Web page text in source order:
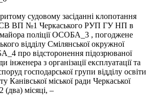
судовому засіданні клопотання
СВ ВП №1 Черкаського РУП ГУ НП в
майора поліції ОСОБА_3 , погоджене
відділу Смілянської окружної
про відсторонення підозрюваної
з організації експлуатації та
господарської групи відділу освіти
Канівської міської ради Черкаської
(два) місяці, –